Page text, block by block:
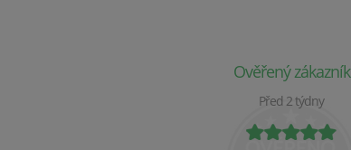
Ověřený zákazník
Před 2 týdny